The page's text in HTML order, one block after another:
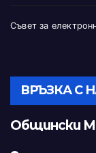
Съвет за
ВРЪЗКА С
Общински